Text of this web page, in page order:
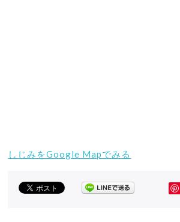
しじみをGoogle Mapでみる